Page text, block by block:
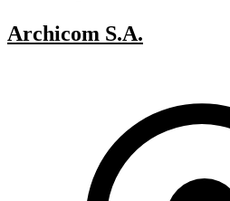
Archicom S.A.